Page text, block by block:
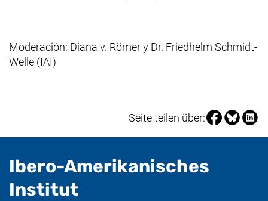
Moderación: Diana v. Römer y Dr. Friedhelm Schmidt-
Welle (IAI)
Seite teilen über:Seite über
Seite
Ibero-Amerikanisches
Institut- nützliche